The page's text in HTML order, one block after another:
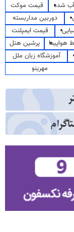
شده
قیمت موکت
دوربین مداربسته
قیمت ایمپلنت
هواپیما
پرشین هتل
آموزشگاه زبان ملل
مهرینو